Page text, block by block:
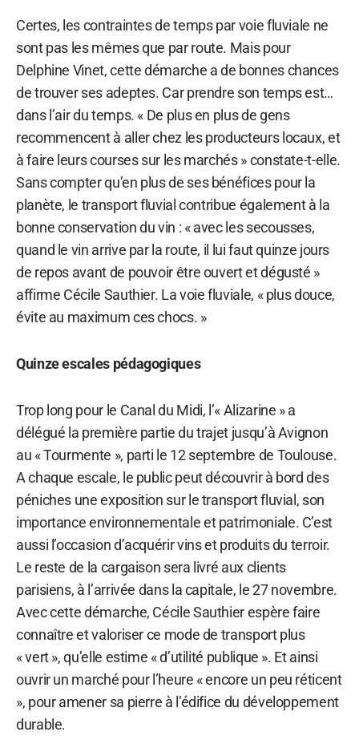
Certes, les contraintes de temps par voie fluviale ne
sont pas les mêmes que par route. Mais pour
Delphine Vinet, cette démarche a de bonnes chances
de trouver ses adeptes. Car prendre son temps est…
dans l’air du temps. « De plus en plus de gens
recommencent à aller chez les producteurs locaux, et
à faire leurs courses sur les marchés » constate-t-elle.
Sans compter qu’en plus de ses bénéfices pour la
planète, le transport fluvial contribue également à la
bonne conservation du vin : « avec les secousses,
quand le vin arrive par la route, il lui faut quinze jours
de repos avant de pouvoir être ouvert et dégusté »
affirme Cécile Sauthier. La voie fluviale, « plus douce,
évite au maximum ces chocs. »
Quinze escales pédagogiques
Trop long pour le Canal du Midi, l’« Alizarine » a
délégué la première partie du trajet jusqu’à Avignon
au « Tourmente », parti le 12 septembre de Toulouse.
A chaque escale, le public peut découvrir à bord des
péniches une exposition sur le transport fluvial, son
importance environnementale et patrimoniale. C’est
aussi l’occasion d’acquérir vins et produits du terroir.
Le reste de la cargaison sera livré aux clients
parisiens, à l’arrivée dans la capitale, le 27 novembre.
Avec cette démarche, Cécile Sauthier espère faire
connaître et valoriser ce mode de transport plus
« vert », qu’elle estime « d’utilité publique ». Et ainsi
ouvrir un marché pour l’heure « encore un peu réticent
», pour amener sa pierre à l’édifice du développement
durable.